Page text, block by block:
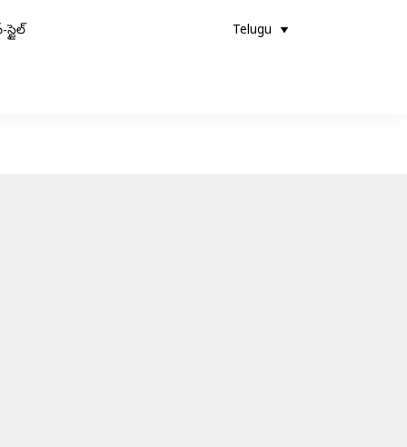
స్టైల్ Telugu